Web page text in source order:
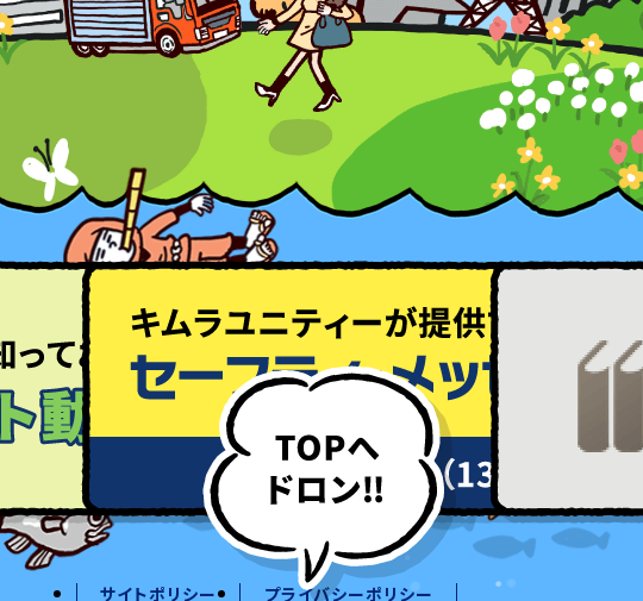
サイトポリシー プライバシーポリシー